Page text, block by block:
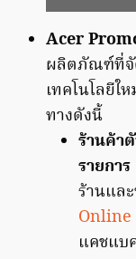
Acer
ผลิตภัณฑ์ที่จั
เทคโนโลยีใ
ทางดังนี้
ร้านค้า
รายการ
ร้านแล
Online
แคชแบ